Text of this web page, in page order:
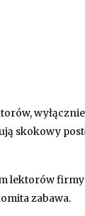
skokowy
lektorów
zabawa.